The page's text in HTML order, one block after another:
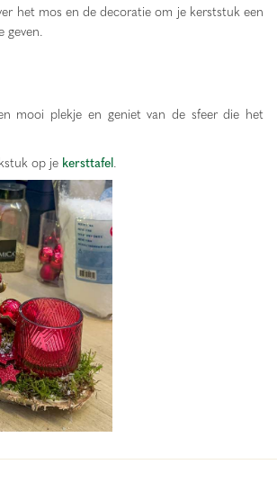
het mos en de decoratie om je kerststuk een
mooi plekje en geniet van de sfeer die het
op je kersttafel